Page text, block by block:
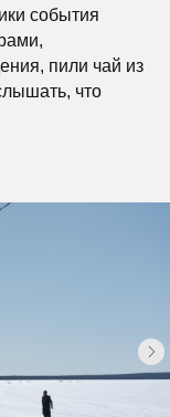
события
пили чай из
что